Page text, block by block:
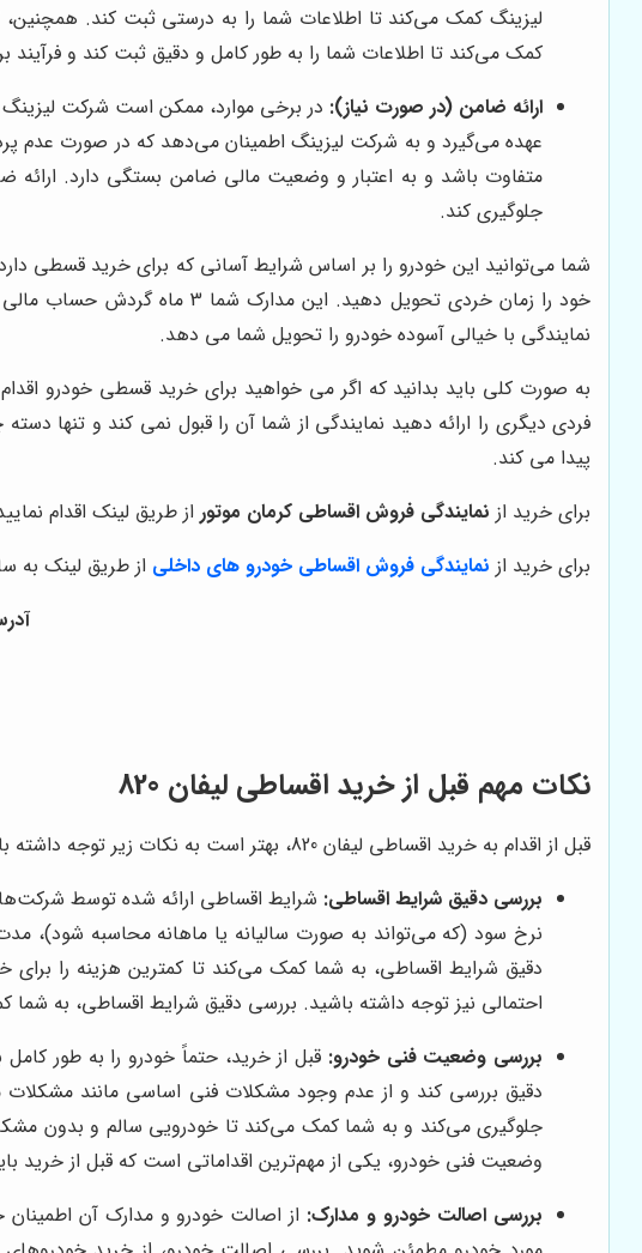
لیزینگ کمک می‌کند تا اطلاعات شما را به درستی ثبت کند. همچنین،
کمک می‌کند تا اطلاعات شما را به طور کامل و دقیق ثبت کند و
ارائه ضامن (در صورت نیاز): در برخی موارد، ممکن است شرکت
عهده می‌گیرد و به شرکت لیزینگ اطمینان می‌دهد که در صورت
متفاوت باشد و به اعتبار و وضعیت مالی ضامن بستگی دارد.
جلوگیری کند.
شما می‌توانید این خودرو را بر اساس شرایط آسانی که برای خرید قسطی
خود را زمان خردی تحویل
نمایندگی با خیالی آسوده خودرو را تحویل شما می دهد.
به صورت کلی باید بدانید که اگر می خواهید برای خرید قسطی خودرو
فردی دیگری را ارائه دهید نمایندگی از شما آن را قبول نمی کند و تنها
پیدا می کند.
برای خرید از نمایندگی فروش اقساطی کرمان موتور از طریق لینک اقدام
برای خرید از نمایندگی فروش اقساطی خودرو های داخلی از طریق لینک به
نکات مهم قبل از خرید اقساطی لیفان 820
قبل از اقدام به خرید اقساطی لیفان 820، بهتر است به نکات زیر توجه داشته باشید تا خریدی مطمئن و رضایت‌بخش داشته باشید:
بررسی دقیق شرایط اقساطی: شرایط اقساطی ارائه شده توسط
نرخ سود (که می‌تواند به صورت سالیانه یا ماهانه محاسبه شود)،
دقیق شرایط اقساطی، به شما کمک می‌کند تا کمترین هزینه را
احتمالی نیز توجه داشته باشید. بررسی دقیق شرایط اقساطی، به شما
بررسی وضعیت فنی خودرو: قبل از خرید، حتماً خودرو را به طور
دقیق بررسی کند و از عدم وجود مشکلات فنی اساسی مانند مشکلات
جلوگیری می‌کند و به شما کمک می‌کند تا خودرویی سالم و بدون مشکل
وضعیت فنی خودرو، یکی از مهم‌ترین اقداماتی است که قبل از خرید
بررسی اصالت خودرو و مدارک: از اصالت خودرو و مدارک آن